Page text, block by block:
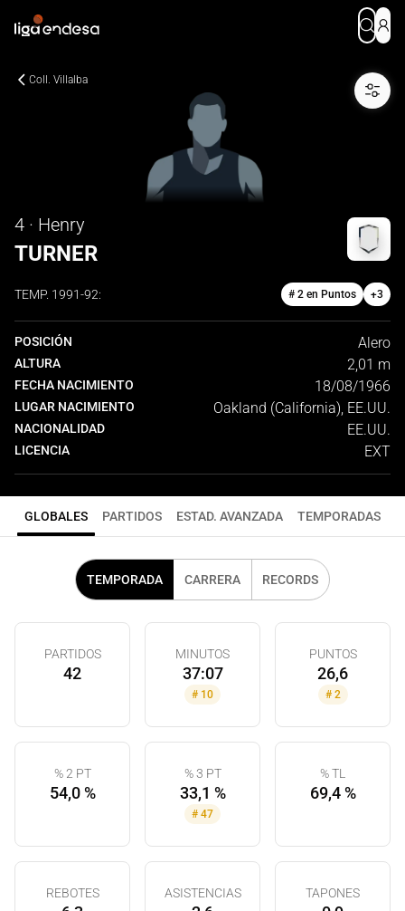
Coll. Villalba
4 · Henry
TURNER
TEMP. 1991-92: # 2 en Puntos +3
POSICIÓN Alero
ALTURA 2,01 m
FECHA NACIMIENTO 18/08/1966
LUGAR NACIMIENTO Oakland (California), EE.UU.
NACIONALIDAD EE.UU.
LICENCIA EXT
GLOBALES PARTIDOS ESTAD. AVANZADA TEMPORADAS
TEMPORADA CARRERA RECORDS
PARTIDOS
42
MINUTOS
37:07
# 10
PUNTOS
26,6
# 2
% 2 PT
54,0 %
% 3 PT
33,1 %
# 47
% TL
69,4 %
REBOTES ASISTENCIAS TAPONES